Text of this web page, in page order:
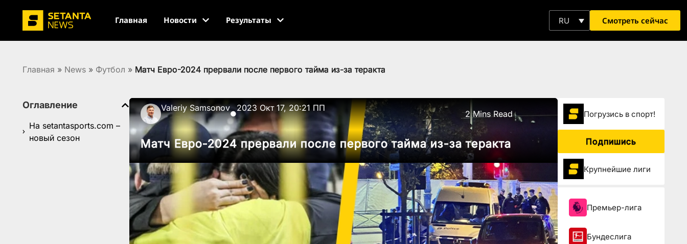
Главная Новости Результаты RU Смотреть сейчас
Главная » News » Футбол » Матч Евро-2024 прервали после первого тайма из-за теракта
Оглавление
На setantasports.com –
новый сезон
Valeriy Samsonov
●
2023 Окт 17, 20:21 ПП
2 Mins Read
Матч Евро-2024 прервали после первого тайма из-за теракта
Погрузиcь в спорт!
Подпишись
Крупнейшие лиги
Премьер-лига
Бундеслига